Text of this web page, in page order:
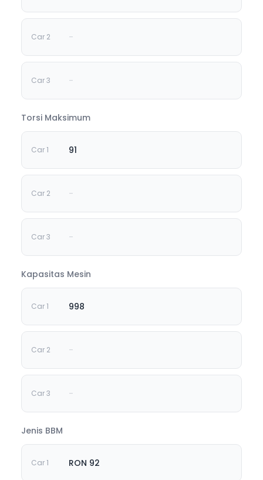
-
-
Torsi Maksimum
91
-
-
Kapasitas Mesin
998
-
-
Jenis BBM
RON 92